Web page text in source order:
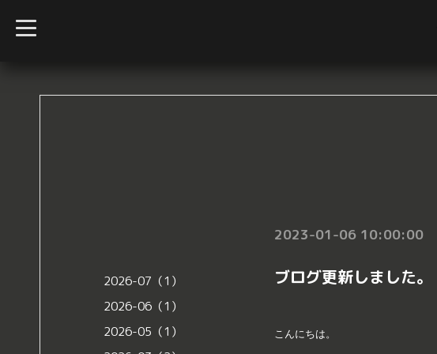
t
o
2023-01-06 10:00:00
ブログ更新しました。
こんにちは。
2026-07（1）
2026-06（1）
2026-05（1）